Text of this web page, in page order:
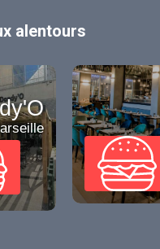
alentours